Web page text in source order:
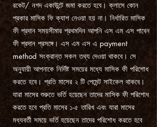
রকেট/ নগদ একাউন্টে জমা করতে হবে। ক্লাসে কোন
প্রকার মাসিক ফি ক্যাশ নেওয়া হয় না। নির্ধারিত মাসিক
ফী প্রদান সময়সীমার প্রথমদিন আপনি এস এম এস পাবেন
ফী প্রদান প্রসঙ্গে। এস এম এস এ payment
method সংক্রান্ত সকল তথ্য দেওয়া থাকবে। সে
অনুযায়ী আপনাকে নির্দিষ্ট সময়ের মধ্যে মাসিক ফী পরিশোধ
করতে হবে। প্রতি মাসের ২ টি পেমেন্ট সাইকেল থাকবে।
যারা মাসের শুরুতে ভর্তি হয়েছেন তাদের মাসিক ফী পরিশোধ
করতে হবে প্রতি মাসের ১-৫ তারিখ এবং যারা মাসের
মধ্যবর্তী সময়ে ভর্তি হয়েছেন তাদের পরিশোধ করতে হবে